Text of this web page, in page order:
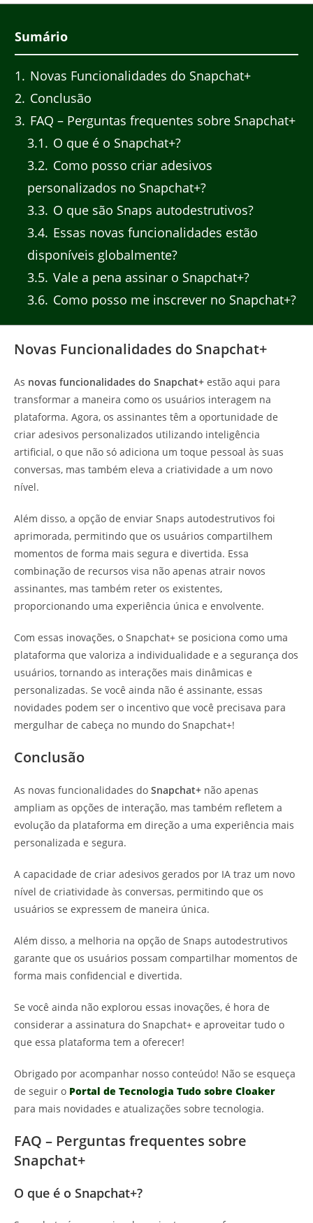
Sumário
1
Novas Funcionalidades do Snapchat+
2 Conclusão
3 FAQ – Perguntas frequentes sobre Snapchat+
3.1
O que é o Snapchat+?
3.2 Como posso criar adesivos
personalizados no Snapchat+?
3.3 O que são Snaps autodestrutivos?
3.4 Essas novas funcionalidades estão
disponíveis globalmente?
3.5 Vale a pena assinar o Snapchat+?
3.6 Como posso me inscrever no Snapchat+?
Novas Funcionalidades do Snapchat+
As novas funcionalidades do Snapchat+ estão aqui para
transformar a maneira como os usuários interagem na
plataforma. Agora, os assinantes têm a oportunidade de
criar adesivos personalizados utilizando inteligência
artificial, o que não só adiciona um toque pessoal às suas
conversas, mas também eleva a criatividade a um novo
nível.
Além disso, a opção de enviar Snaps autodestrutivos foi
aprimorada, permitindo que os usuários compartilhem
momentos de forma mais segura e divertida. Essa
combinação de recursos visa não apenas atrair novos
assinantes, mas também reter os existentes,
proporcionando uma experiência única e envolvente.
Com essas inovações, o Snapchat+ se posiciona como uma
plataforma que valoriza a individualidade e a segurança dos
usuários, tornando as interações mais dinâmicas e
personalizadas. Se você ainda não é assinante, essas
novidades podem ser o incentivo que você precisava para
mergulhar de cabeça no mundo do Snapchat+!
Conclusão
As novas funcionalidades do Snapchat+ não apenas
ampliam as opções de interação, mas também refletem a
evolução da plataforma em direção a uma experiência mais
personalizada e segura.
A capacidade de criar adesivos gerados por IA traz um novo
nível de criatividade às conversas, permitindo que os
usuários se expressem de maneira única.
Além disso, a melhoria na opção de Snaps autodestrutivos
garante que os usuários possam compartilhar momentos de
forma mais confidencial e divertida.
Se você ainda não explorou essas inovações, é hora de
considerar a assinatura do Snapchat+ e aproveitar tudo o
que essa plataforma tem a oferecer!
Obrigado por acompanhar nosso conteúdo! Não se esqueça
de seguir o Portal de Tecnologia Tudo sobre Cloaker
para mais novidades e atualizações sobre tecnologia.
FAQ – Perguntas frequentes sobre
Snapchat+
O que é o Snapchat+?